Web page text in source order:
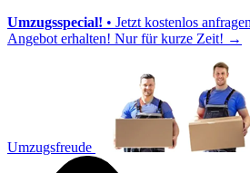
Umzugsspecial! • Jetzt kostenlos
Angebot erhalten! Nur für kurze Zeit! →
Umzugsfreude